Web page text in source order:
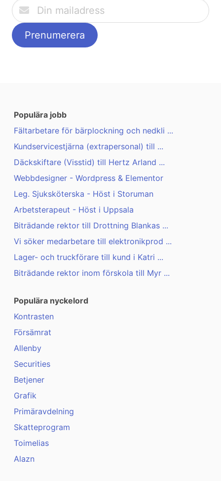
Populära jobb
Fältarbetare för bärplockning och nedkli ...
Kundservicestjärna (extrapersonal) till ...
Däckskiftare (Visstid) till Hertz Arland ...
Webbdesigner - Wordpress & Elementor
Leg. Sjuksköterska - Höst i Storuman
Arbetsterapeut - Höst i Uppsala
Biträdande rektor till Drottning Blankas ...
Vi söker medarbetare till elektronikprod ...
Lager- och truckförare till kund i Katri ...
Biträdande rektor inom förskola till Myr ...
Populära nyckelord
Kontrasten
Försämrat
Allenby
Securities
Betjener
Grafik
Primäravdelning
Skatteprogram
Toimelias
Alazn